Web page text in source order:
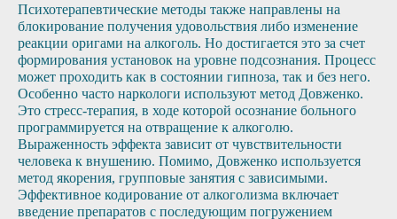
Психотерапевтические методы также направлены на
блокирование получения удовольствия либо изменение
реакции оригами на алкоголь. Но достигается это за счет
формирования установок на уровне подсознания. Процесс
может проходить как в состоянии гипноза, так и без него.
Особенно часто наркологи используют метод Довженко.
Это стресс-терапия, в ходе которой осознание больного
программируется на отвращение к алкоголю.
Выраженность эффекта зависит от чувствительности
человека к внушению. Помимо, Довженко используется
метод якорения, групповые занятия с зависимыми.
Эффективное кодирование от алкоголизма включает
введение препаратов с последующим погружением